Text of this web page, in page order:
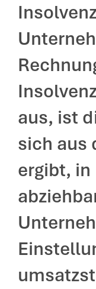
aus, ist
sich aus
ergibt, in